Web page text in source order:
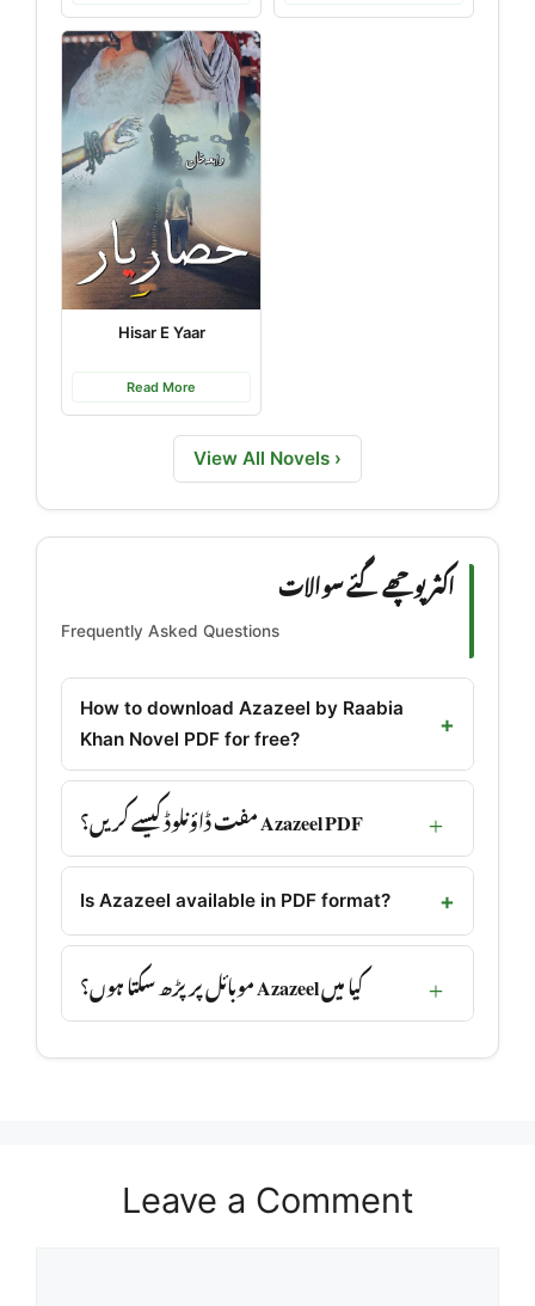
Hisar E Yaar
Read More
View All Novels ›
اکثر پوچھے گئے سوالات
Frequently Asked Questions
How to download Azazeel by Raabia
Khan Novel PDF for free?
Azazeel PDF مفت ڈاؤنلوڈ کیسے کریں؟
Is Azazeel available in PDF format?
کیا میں Azazeel موبائل پر پڑھ سکتا ہوں؟
Leave a Comment